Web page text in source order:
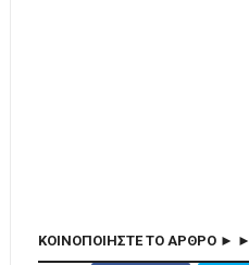
ΚΟΙΝΟΠΟΙΗΣΤΕ ΤΟ ΑΡΘΡΟ ► ►